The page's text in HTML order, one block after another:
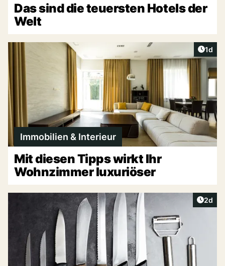
Das sind die teuersten Hotels der
Welt
1d
Immobilien & Interieur
Mit diesen Tipps wirkt Ihr
Wohnzimmer luxuriöser
2d